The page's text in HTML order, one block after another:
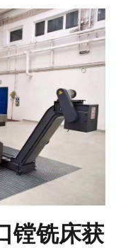
镗铣床获